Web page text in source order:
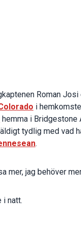
Roman
i
hemma i Bridgestone
tydlig med vad
.
mer, jag behöver
i natt.